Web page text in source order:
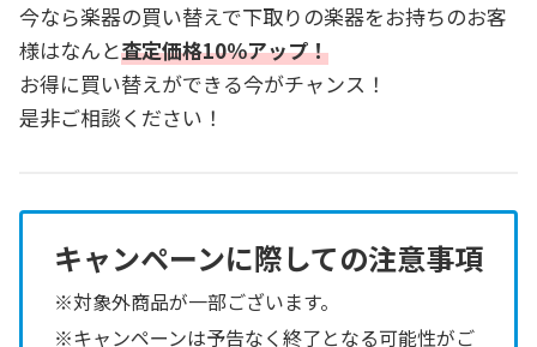
今なら楽器の買い替えで下取りの楽器をお持ちのお客
様はなんと査定価格10％アップ！
お得に買い替えができる今がチャンス！
是非ご相談ください！
キャンペーンに際しての注意事項
※対象外商品が一部ございます。
※キャンペーンは予告なく終了となる可能性がご